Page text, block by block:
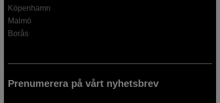
Köpenhamn
Malmö
Borås
Prenumerera på vårt nyhetsbrev